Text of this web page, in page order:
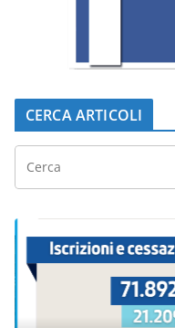
CERCA ARTICOLI